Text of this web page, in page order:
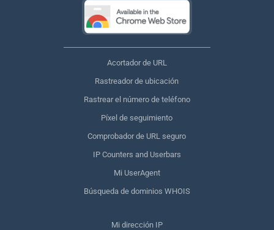
Acortador de URL
Rastreador de ubicación
Rastrear el número de teléfono
Píxel de seguimiento
Comprobador de URL seguro
IP Counters and Userbars
Mi UserAgent
Búsqueda de dominios WHOIS
Mi dirección IP